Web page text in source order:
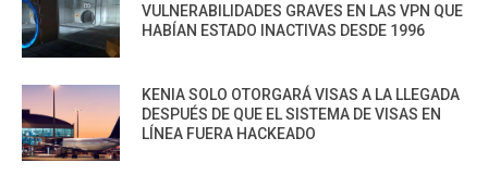
VULNERABILIDADES GRAVES EN LAS VPN QUE
HABÍAN ESTADO INACTIVAS DESDE 1996
KENIA SOLO OTORGARÁ VISAS A LA LLEGADA
DESPUÉS DE QUE EL SISTEMA DE VISAS EN
LÍNEA FUERA HACKEADO